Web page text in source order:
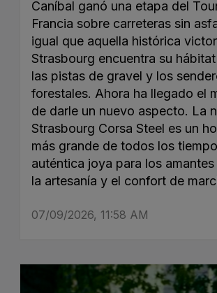
Caníbal ganó una etapa del
Francia sobre carreteras sin
igual que aquella histórica
Strasbourg encuentra su
las pistas de gravel y los
forestales. Ahora ha llegado el
de darle un nuevo aspecto. La
Strasbourg Corsa Steel es un
más grande de todos los
auténtica joya para los
la artesanía y el confort de
07/09/2026, 11:58 AM